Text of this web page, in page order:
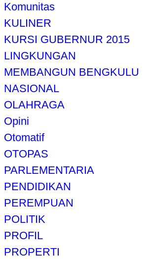
Komunitas
KULINER
KURSI GUBERNUR 2015
LINGKUNGAN
MEMBANGUN BENGKULU
NASIONAL
OLAHRAGA
Opini
Otomatif
OTOPAS
PARLEMENTARIA
PENDIDIKAN
PEREMPUAN
POLITIK
PROFIL
PROPERTI